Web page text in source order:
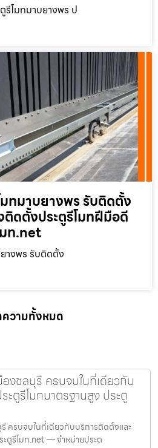
รีโมทมาบยางพร ป
ทมาบยางพร รับติดตั้ง
ติดตั้งประตูรีโมทฝีมือดี
ท.net
างพร รับติดตั้ง
วามทั้งหมด
งชลบุรี ครบจบในที่เดียวกับ
ตูรีโมทมาตรฐานสูง ประตู
ครบจบในที่เดียวกับบริการติดตั้งและ
ตูรีโมท.net — จำหน่ายประต